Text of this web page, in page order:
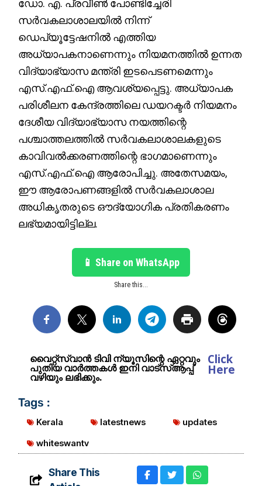
ഡോ. എ. പ്രവീൺ പോണ്ടിച്ചേരി
സർവകലാശാലയിൽ നിന്ന്
ഡെപ്യൂട്ടേഷനിൽ എത്തിയ
അധ്യാപകനാണെന്നും നിയമനത്തിൽ ഉന്നത
വിദ്യാഭ്യാസ മന്ത്രി ഇടപെടണമെന്നും
എസ്.എഫ്.ഐ ആവശ്യപ്പെട്ടു. അധ്യാപക
പരിശീലന കേന്ദ്രത്തിലെ ഡയറക്ടർ നിയമനം
ദേശീയ വിദ്യാഭ്യാസ നയത്തിന്റെ
പശ്ചാത്തലത്തിൽ സർവകലാശാലകളുടെ
കാവിവൽക്കരണത്തിന്റെ ഭാഗമാണെന്നും
എസ്.എഫ്.ഐ ആരോപിച്ചു. അതേസമയം,
ഈ ആരോപണങ്ങളിൽ സർവകലാശാല
അധികൃതരുടെ ഔദ്യോഗിക പ്രതികരണം
ലഭ്യമായിട്ടില്ല.
📱 Share on WhatsApp
Share this...
വൈറ്റ്സ്വാൻ ടിവി ന്യൂസിന്റെ ഏറ്റവും
പുതിയ വാർത്തകൾ ഇനി വാട്സ്ആപ്പ്
വഴിയും ലഭിക്കും.
Click
Here
Tags :
Kerala latestnews
updates
whiteswantv
Share This